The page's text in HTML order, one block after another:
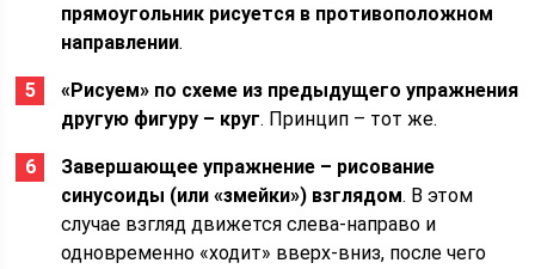
прямоугольник рисуется в противоположном
направлении.
«Рисуем» по схеме из предыдущего упражнения
другую фигуру – круг. Принцип – тот же.
Завершающее упражнение – рисование
синусоиды (или «змейки») взглядом. В этом
случае взгляд движется слева-направо и
одновременно «ходит» вверх-вниз, после чего